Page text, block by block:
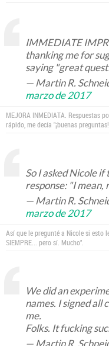
IMMEDIATE
thanking me for
saying "great
— Martin R.
marzo de 2017
MEJORA INMEDIATA. Respuestas
rápido, me decía "¡buenas
So I asked Nicole
response: "I mean,
— Martin R.
marzo de 2017
Así que le pregunté a Nicole si esto
SIEMPRE... pero sí. Mucho".
We did an
names. I signed all
me.
Folks. It fucking
— Martin R.